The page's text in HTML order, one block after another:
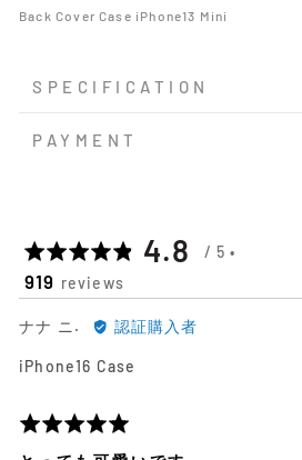
Back Cover Case iPhone13 Mini
SPECIFICATION
PAYMENT
919 reviews
平
均
の
価
4.8 out
of
ナナ ニ. ナ
ニ.
よ
認証購入者
iPhone16 Case
5